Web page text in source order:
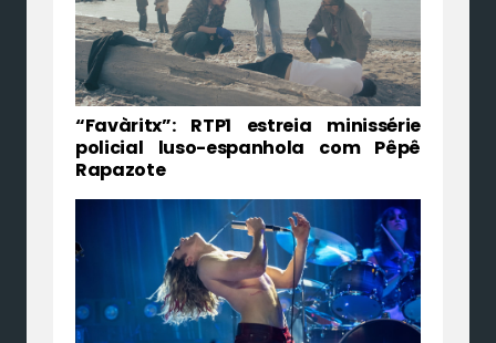
“Favàritx”: RTP1 estreia minissérie
policial luso-espanhola com Pêpê
Rapazote